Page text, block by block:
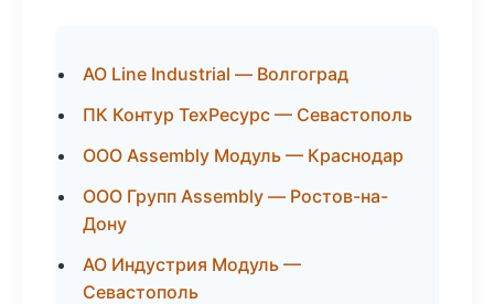
АО Line Industrial — Волгоград
ПК Контур ТехРесурс — Севастополь
ООО Assembly Модуль — Краснодар
ООО Групп Assembly — Ростов-на-
Дону
АО Индустрия Модуль —
Севастополь